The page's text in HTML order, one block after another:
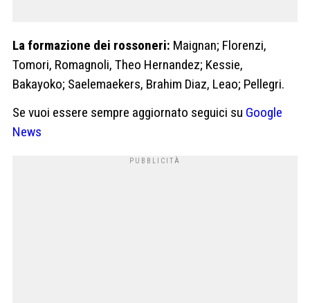
La formazione dei rossoneri: Maignan; Florenzi,
Tomori, Romagnoli, Theo Hernandez; Kessie,
Bakayoko; Saelemaekers, Brahim Diaz, Leao; Pellegri.
Se vuoi essere sempre aggiornato seguici su Google
News